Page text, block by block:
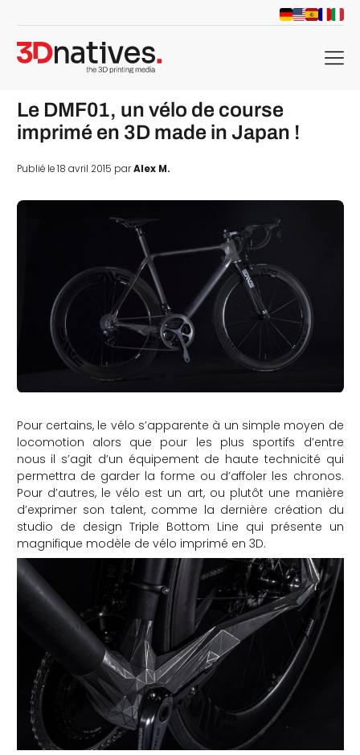
menu
Le DMF01, un vélo de course
imprimé en 3D made in Japan !
Publié le 18 avril 2015 parAlex M.
Pour certains, le vélo s’apparente à un simple moyen de
locomotion alors que pour les plus sportifs d’entre
nous il s’agit d’un équipement de haute technicité qui
permettra de garder la forme ou d’affoler les chronos.
Pour d’autres, le vélo est un art, ou plutôt une manière
d’exprimer son talent, comme la dernière création du
studio de design Triple Bottom Line qui présente un
magnifique modèle de vélo imprimé en 3D.